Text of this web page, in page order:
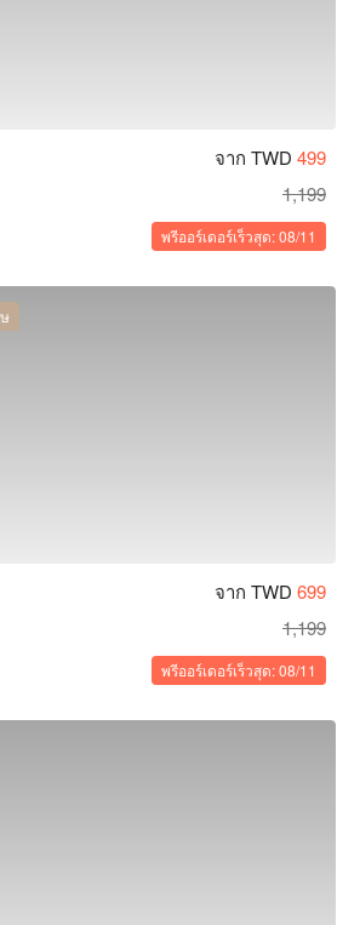
จาก TWD 499
1,199
พรีออร์เดอร์เร็วสุด: 08/11
จาก TWD 699
1,199
พรีออร์เดอร์เร็วสุด: 08/11